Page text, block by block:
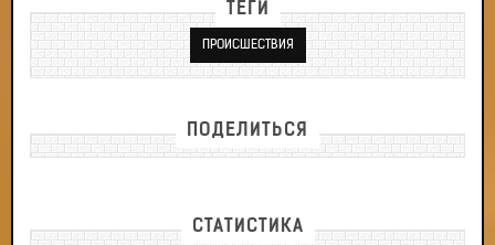
ТЕГИ
ПРОИСШЕСТВИЯ
ПОДЕЛИТЬСЯ
СТАТИСТИКА